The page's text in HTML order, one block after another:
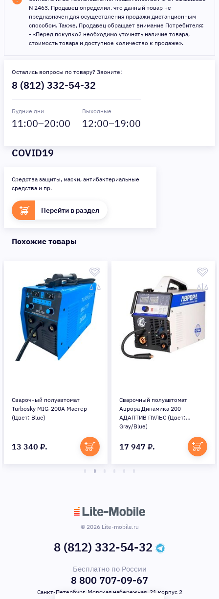
N 2463, Продавец определил, что данный товар не
предназначен для осуществления продажи дистанционным
способом. Также, Продавец обращает внимание Потребителя:
- «Перед покупкой необходимо уточнять наличие товара,
стоимость товара и доступное количество к продаже».
Остались вопросы по товару? Звоните:
8 (812) 332-54-32
Будние дни
11:00–20:00
Выходные
12:00–19:00
COVID19
Средства защиты, маски, антибактериальные
средства и пр.
Перейти в раздел
Похожие товары
Сварочный полуавтомат
Turbosky MIG-200А Мастер
(Цвет: Blue)
13 340 ₽.
Сварочный полуавтомат
Аврора Динамика 200
АДАПТИВ ПУЛЬС (Цвет:
Gray/Blue)
17 947 ₽.
© 2026 Lite-mobile.ru
8 (812) 332-54-32
Бесплатно по России
8 800 707-09-67
Санкт-Петербург, Морская набережная, 21 корпус 2